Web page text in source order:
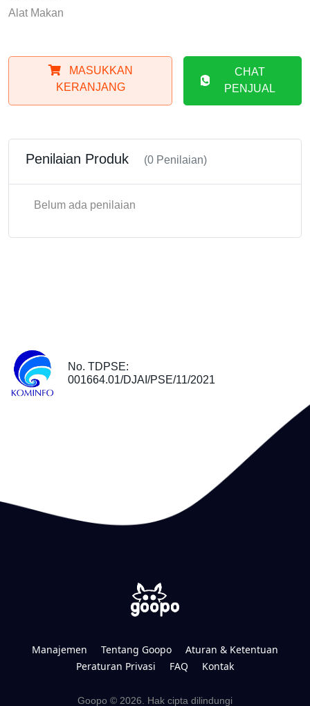
Alat Makan
MASUKKAN
KERANJANG
CHAT
PENJUAL
Penilaian Produk (0 Penilaian)
Belum ada penilaian
No. TDPSE:
001664.01/DJAI/PSE/11/2021
Manajemen Tentang Goopo
Aturan & Ketentuan
Peraturan Privasi
FAQ Kontak
Goopo © 2026. Hak cipta dilindungi